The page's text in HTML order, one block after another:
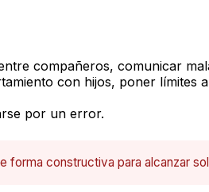
compañeros, comunicar
con hijos, poner límites
por un error.
constructiva para alcanzar